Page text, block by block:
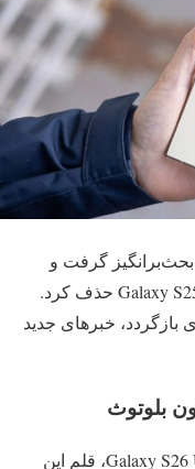
گرفت و
قابلیت‌های بلوتوث را از قلم مدل Galaxy S25 Ultra حذف کرد.
بازگردد، خبرهای جدید
بر اساس یک ویدیوی عملی جدید از Galaxy S26 Ultra، قلم این